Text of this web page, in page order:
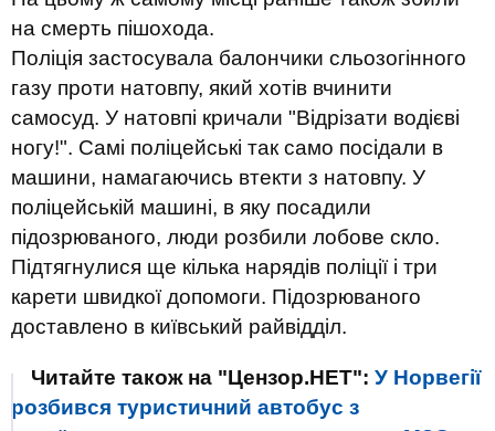
на смерть пішохода.
Поліція застосувала балончики сльозогінного
газу проти натовпу, який хотів вчинити
самосуд. У натовпі кричали "Відрізати водієві
ногу!". Самі поліцейські так само посідали в
машини, намагаючись втекти з натовпу. У
поліцейській машині, в яку посадили
підозрюваного, люди розбили лобове скло.
Підтягнулися ще кілька нарядів поліції і три
карети швидкої допомоги. Підозрюваного
доставлено в київський райвідділ.
Читайте також на "Цензор.НЕТ": У Норвегії
розбився туристичний автобус з